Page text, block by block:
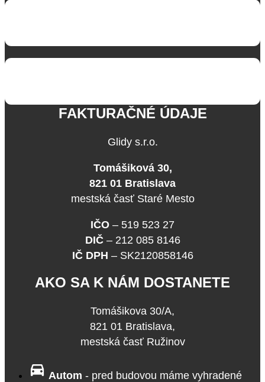
FAKTURAČNÉ ÚDAJE
Glidy s.r.o.
Tomášiková 30,
821 01 Bratislava
mestská časť Staré Mesto
IČO – 519 523 27
DIČ– 212 085 8146
IČ DPH – SK2120858146
AKO SA K NÁM DOSTANETE
Tomášikova 30/A,
821 01 Bratislava,
mestská časť Ružinov
Autom - pred budovou máme vyhradené